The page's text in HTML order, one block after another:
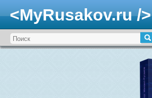
<MyRusakov.ru />